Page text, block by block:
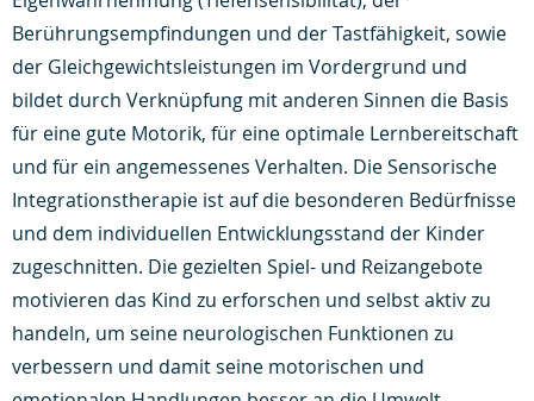
Berührungsempfindungen und der Tastfähigkeit, sowie
der Gleichgewichtsleistungen im Vordergrund und
bildet durch Verknüpfung mit anderen Sinnen die Basis
für eine gute Motorik, für eine optimale Lernbereitschaft
und für ein angemessenes Verhalten. Die Sensorische
Integrationstherapie ist auf die besonderen Bedürfnisse
und dem individuellen Entwicklungsstand der Kinder
zugeschnitten. Die gezielten Spiel- und Reizangebote
motivieren das Kind zu erforschen und selbst aktiv zu
handeln, um seine neurologischen Funktionen zu
verbessern und damit seine motorischen und